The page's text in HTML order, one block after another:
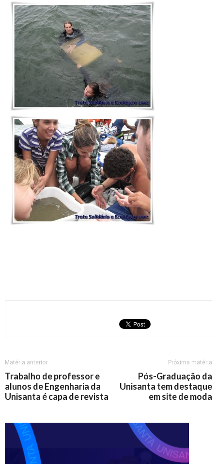
Matéria anterior
Trabalho de professor e
alunos de Engenharia da
Unisanta é capa de revista
Próxima matéria
Pós-Graduação da
Unisanta tem destaque
em site de moda